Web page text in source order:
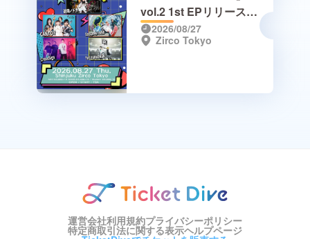
vol.2 1st EPリリースイ
ベント
2026/08/27
Zirco Tokyo
運営会社利用規約プライバシーポリシー
特定商取引法に関する表示ヘルプページ